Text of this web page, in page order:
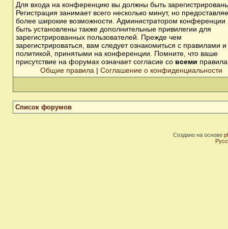
Для входа на конференцию вы должны быть
Регистрация занимает всего несколько минут, но
более широкие возможности. Администратором конференции
быть установлены также дополнительные привилегии для
зарегистрированных пользователей. Прежде чем
зарегистрироваться, вам следует ознакомиться с правилами и
политикой, принятыми на конференции. Помните, что ваше
присутствие на форумах означает согласие со всеми
Общие правила | Соглашение о конфиденциальности
Список форумов
Создано на основе